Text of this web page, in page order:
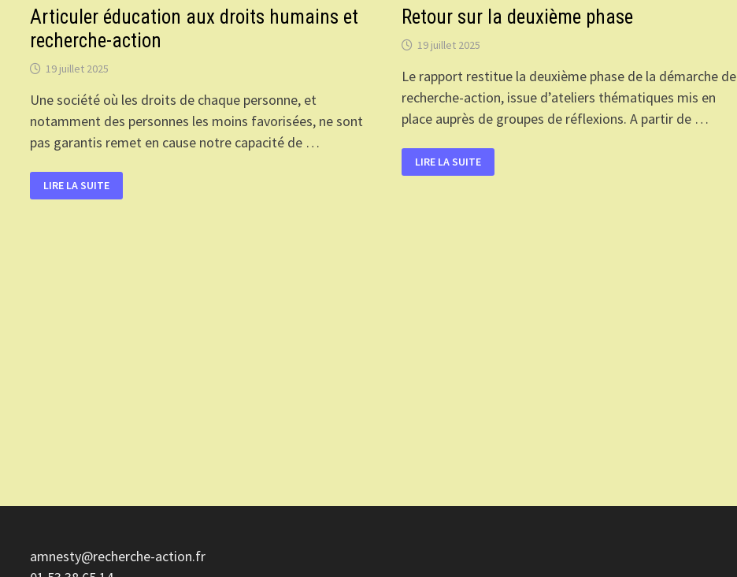
Articuler éducation aux droits humains et
recherche-action
19 juillet 2025
Une société où les droits de chaque personne, et
notamment des personnes les moins favorisées, ne sont
pas garantis remet en cause notre capacité de …
ARTICULER
ÉDUCATION
AUX
LIRE LA SUITE
Retour sur la deuxième phase
19 juillet 2025
Le rapport restitue la deuxième phase de la démarche de
recherche-action, issue d’ateliers thématiques mis en
place auprès de groupes de réflexions. A partir de …
RETOUR
SUR
LA
LIRE LA SUITE
amnesty@recherche-action.fr